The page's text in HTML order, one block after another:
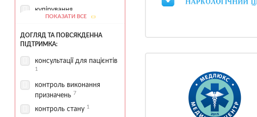
купірування
абстинентного синдрому
лабораторні аналізи
медикаментозна терапія
медична діагностика
нарколог 1
психіатр1
психолог 1
ПОКАЗАТИ ВСЕ
ДОГЛЯД ТА ПОВСЯКДЕННА
ПІДТРИМКА:
консультації для пацієнтів
1
контроль виконання
призначень 7
контроль стану 1